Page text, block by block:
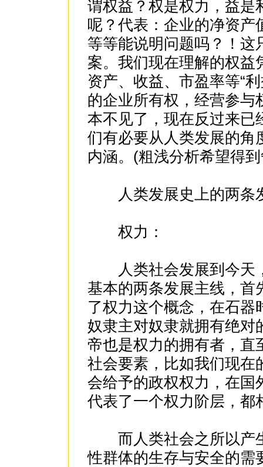
谓权益？权是权力，益是
呢？代表：企业的净资
等等能说明问题吗？！这
案。我们现在理解的权益
资产、收益、市盈率等“
的企业所有权，经营参与
本不见了，现在反过来已
们有必要从人类发展的角
内涵。(粗浅分析希望得
人类发展史上的两条
权力：
人类社会发展到今天
基本的两条发展主线，首
了权力这个概念，在石
奴隶主对奴隶就拥有绝
帝也是权力的拥有者，直
社会要素，比如我们现在
会给予的政权权力，在国
代表了一个权力阶层，都
而人类社会之所以产
性群体的生存与安全的需